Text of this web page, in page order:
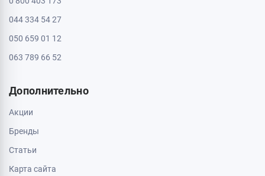
044 334 54 27
050 659 01 12
063 789 66 52
Дополнительно
Акции
Бренды
Статьи
Карта сайта